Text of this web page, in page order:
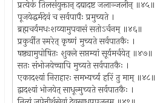
प्रत्येकं तिलसंयुक्तान् दद्यादष्ट जलाञ्जलीन् ॥४५॥
पूजयेद्धर्मदेवं च सर्वपापैः प्रमुच्यते ।
ब्रह्मचर्यमधःशय्यामुपवासं सतोऽर्चनम् ॥४६॥
प्रकुर्वीत स्मरेत् कृष्णं मुच्यते सर्वपातकैः ।
षष्ठ्यामुपोषितः शुक्ले सप्तम्यां सूर्यमर्चयेत् ॥४७॥
सतः संभोजयेच्चापि मुच्यते सर्वपातकैः ।
एकादश्यां निराहारः समभ्यर्च्य हरिं तु माम् ॥४८॥
द्वादश्यां भोजयेत् साधून्मुच्यते सर्वपातकैः ।